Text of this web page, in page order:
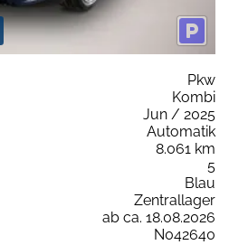
Pkw
Kombi
Jun / 2025
Automatik
8.061 km
5
Blau
Zentrallager
ab ca. 18.08.2026
N042640